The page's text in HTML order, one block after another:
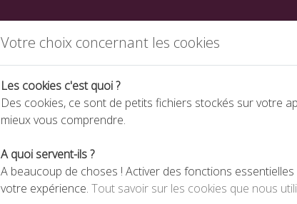
Communiqué de presse de la CDF
Votre choix concernant les cookies
Les cookies c'est quoi ?
Des cookies, ce sont de petits fichiers stockés sur votre
mieux vous comprendre.
A quoi servent-ils ?
A beaucoup de choses ! Activer des fonctions
votre expérience. Tout savoir sur les cookies que nous